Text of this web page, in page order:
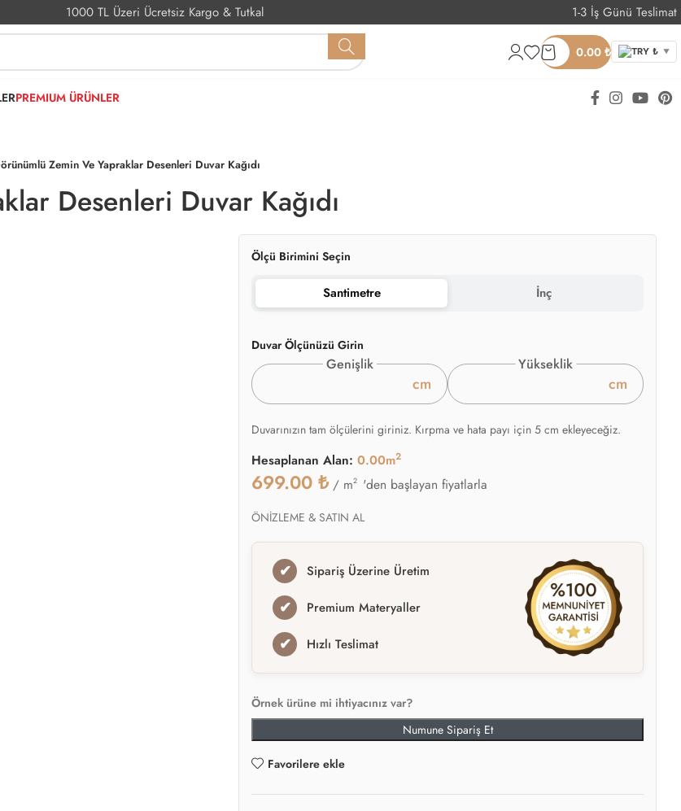
1000 TL Üzeri Ücretsiz Kargo & Tutkal 1-3 İş Günü Teslimat
0.00 ₺ TRY ₺ ▼
PREMIUM ÜRÜNLER
Zemin Ve Yapraklar Desenleri Duvar Kağıdı
Desenleri Duvar Kağıdı
Ölçü Birimini Seçin
Santimetre İnç
Duvar Ölçünüzü Girin
Genişlik
cm
Yükseklik
cm
Duvarınızın tam ölçülerini giriniz. Kırpma ve hata payı için 5 cm ekleyeceğiz.
Hesaplanan Alan:0.00m2
699.00₺ / m2 'den başlayan fiyatlarla
ÖNİZLEME & SATIN AL
✔ Sipariş Üzerine Üretim
✔ Premium Materyaller
✔ Hızlı Teslimat
Örnek ürüne mi ihtiyacınız var?
Numune Sipariş Et
Favorilere ekle